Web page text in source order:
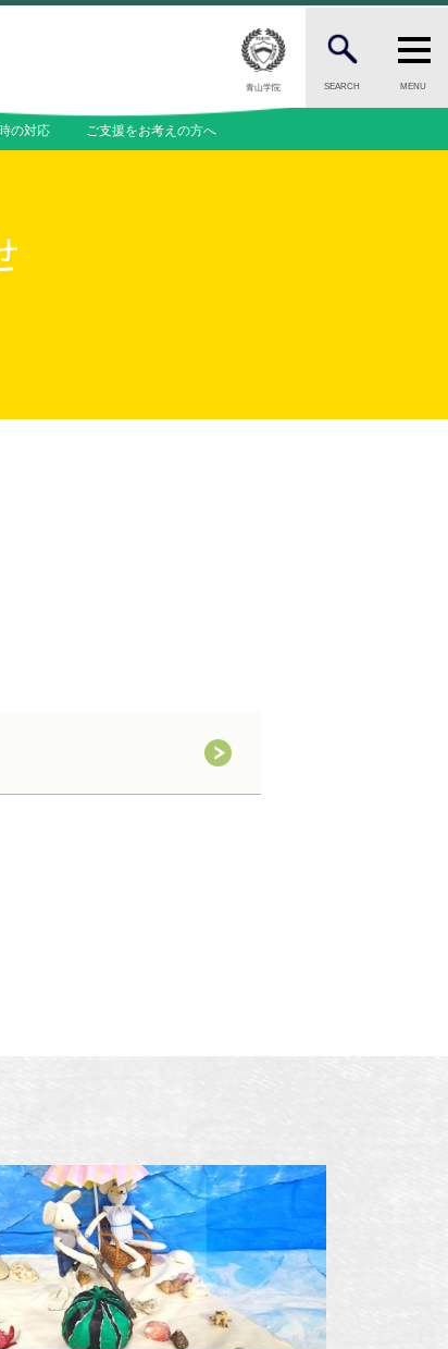
青山学院 SEARCH MENU
CANDIDATES
をお考えの保護者の方へ
緊急・災害時の対応
の対応 ご支援をお考えの方へ